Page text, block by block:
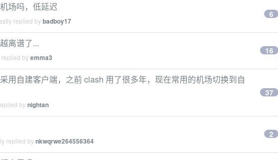
场吗，低延迟
replied bybadboy17
6
离谱了...
byemma3
16
用自建客户端，之前 clash 用了很多年，现在常用的机场切换到自
bynightan
37
replied bynkwqrwe264556364
2